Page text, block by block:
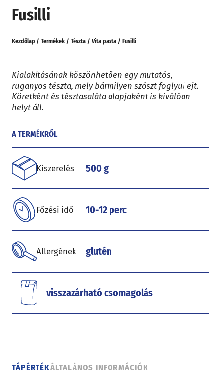
Fusilli
Kezdőlap / Termékek / Tészta / Vita pasta / Fusilli
Kialakításának köszönhetően egy mutatós,
ruganyos tészta, mely bármilyen szószt foglyul ejt.
Köretként és tésztasaláta alapjaként is kiválóan
helyt áll.
A TERMÉKRŐL
Kiszerelés 500 g
Főzési idő 10-12 perc
Allergének glutén
visszazárható csomagolás
TÁPÉRTÉKÁLTALÁNOS INFORMÁCIÓK